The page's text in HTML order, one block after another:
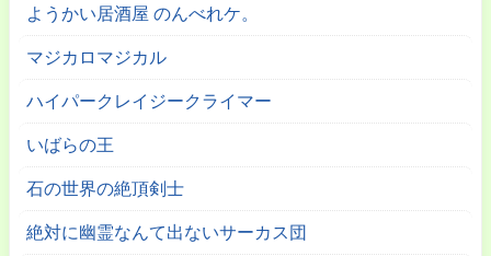
ようかい居酒屋 のんべれケ。
マジカロマジカル
ハイパークレイジークライマー
いばらの王
石の世界の絶頂剣士
絶対に幽霊なんて出ないサーカス団